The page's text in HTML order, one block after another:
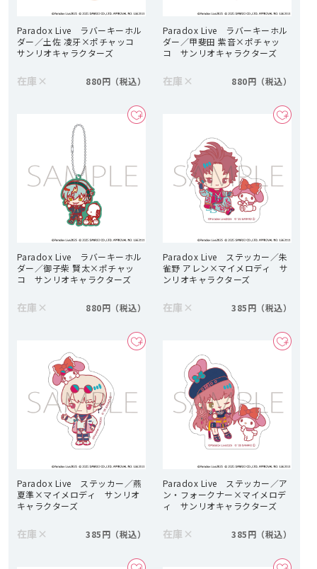
Paradox Live ラバーキーホル
ダー／土佐 凌牙×ポチャッコ
サンリオキャラクターズ
在庫 × 880円
Paradox Live ラバーキーホル
ダー／甲斐田 紫音×ポチャッ
コ サンリオキャラクターズ
在庫 × 880円
Paradox Live ラバーキーホル
ダー／御子柴 賢太×ポチャッ
コ サンリオキャラクターズ
在庫 × 880円
Paradox Live ステッカー／朱
雀野 アレン×マイメロディ サ
ンリオキャラクターズ
在庫 × 385円
Paradox Live ステッカー／燕
夏準×マイメロディ サンリオ
キャラクターズ
在庫 × 385円
Paradox Live ステッカー／ア
ン・フォークナー×マイメロデ
ィ サンリオキャラクターズ
在庫 × 385円